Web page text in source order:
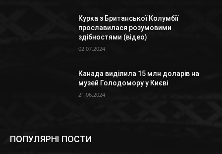
Курка з Британської Колумбії
прославилася розумовими
здібностями (відео)
02.07.2024
Канада виділила 15 млн доларів на
музей Голодомору у Києві
21.06.2024
ПОПУЛЯРНІ ПОСТИ